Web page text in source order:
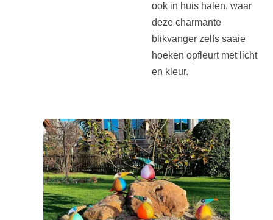
ook in huis halen, waar
deze charmante
blikvanger zelfs saaie
hoeken opfleurt met licht
en kleur.